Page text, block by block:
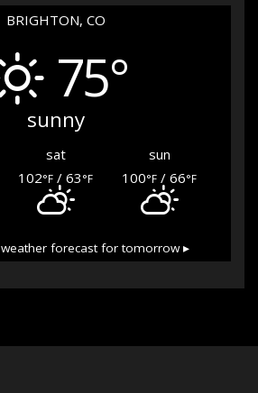
BRIGHTON, CO
75°
sunny
sat
sun
102°F / 63°F 100°F / 66°F
weather forecast for tomorrow ▸